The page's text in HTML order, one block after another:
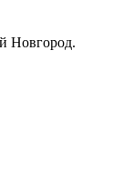
Новгород.